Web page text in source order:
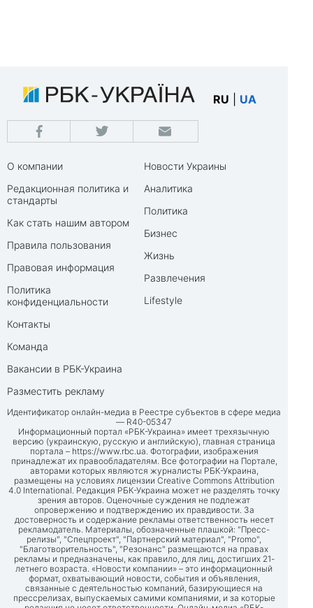
RU UA
О компании
Редакционная политика и
стандарты
Как стать нашим автором
Правила пользования
Правовая информация
Политика
конфиденциальности
Контакты
Команда
Вакансии в РБК-Украина
Разместить рекламу
Новости Украины
Аналитика
Политика
Бизнес
Жизнь
Развлечения
Lifestyle
Идентификатор онлайн-медиа в Реестре субъектов в сфере медиа
— R40-05347
Информационный портал «РБК-Украина» имеет трехязычную
версию (украинскую, русскую и английскую), главная страница
портала – https://www.rbc.ua. Фотографии, изображения
принадлежат их правообладателям. Все фотографии на Портале,
авторами которых являются журналисты РБК-Украина,
размещены на условиях лицензии Creative Commons Attribution
4.0 International. Редакция РБК-Украина может не разделять точку
зрения авторов. Оценочные суждения не подлежат
опровержению и подтверждению их правдивости. За
достоверность и содержание рекламы ответственность несет
рекламодатель. Материалы, обозначенные плашкой: "Пресс-
релизы", "Спецпроект", "Партнерский материал", "Promo",
"Благотворительность", "Резонанс" размещаются на правах
рекламы и предназначены, как правило, для лиц, достигших 21-
летнего возраста. «Новости компании» – это информационный
формат, охватывающий новости, события и объявления,
связанные с деятельностью компаний, базирующиеся на
прессрелизах, выпускаемых самими компаниями, и за которые